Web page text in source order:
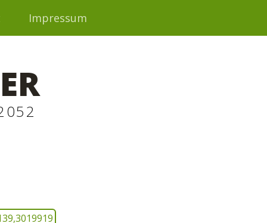
Impressum